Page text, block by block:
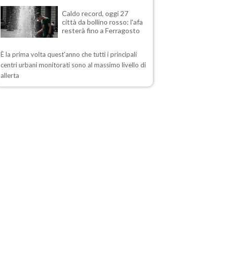
Caldo record, oggi 27
città da bollino rosso: l'afa
resterà fino a Ferragosto
È la prima volta quest'anno che tutti i principali
centri urbani monitorati sono al massimo livello di
allerta